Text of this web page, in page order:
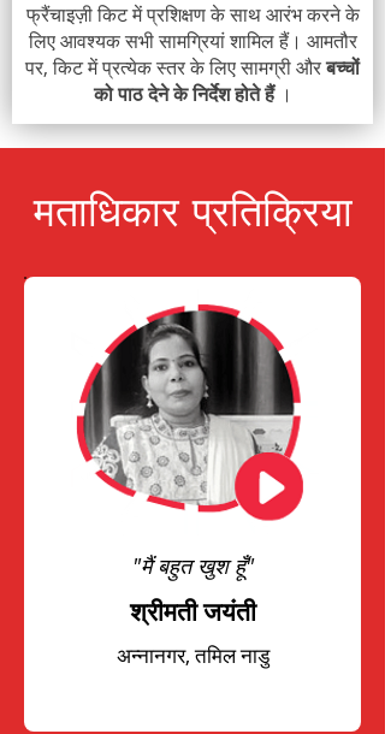
फ्रैंचाइज़ी किट में प्रशिक्षण के साथ आरंभ करने के
लिए आवश्यक सभी सामग्रियां शामिल हैं। आमतौर
पर, किट में प्रत्येक स्तर के लिए सामग्री औरबच्चों
को पाठ देने के निर्देश होते हैं।
मताधिकार प्रतिक्रिया
"मैं बहुत खुश हूँ"
श्रीमती जयंती
अन्नानगर, तमिल नाडु